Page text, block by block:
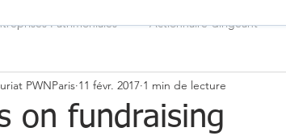
Patrimoniales Actionnaire-dirigeant
Expertise M&A Méthodologie Stratégie
on fundraising
PWNParis 11 févr. 2017 1 min de lecture